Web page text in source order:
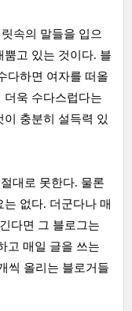
속의 말들을 입으
뿜고 있는 것이다. 블
다하면 여자를 떠올
더욱 수다스럽다는
충분히 설득력 있
대로 못한다. 물론
없다. 더군다나 매
다면 그 블로그는
고 매일 글을 쓰는
씩 올리는 블로거들